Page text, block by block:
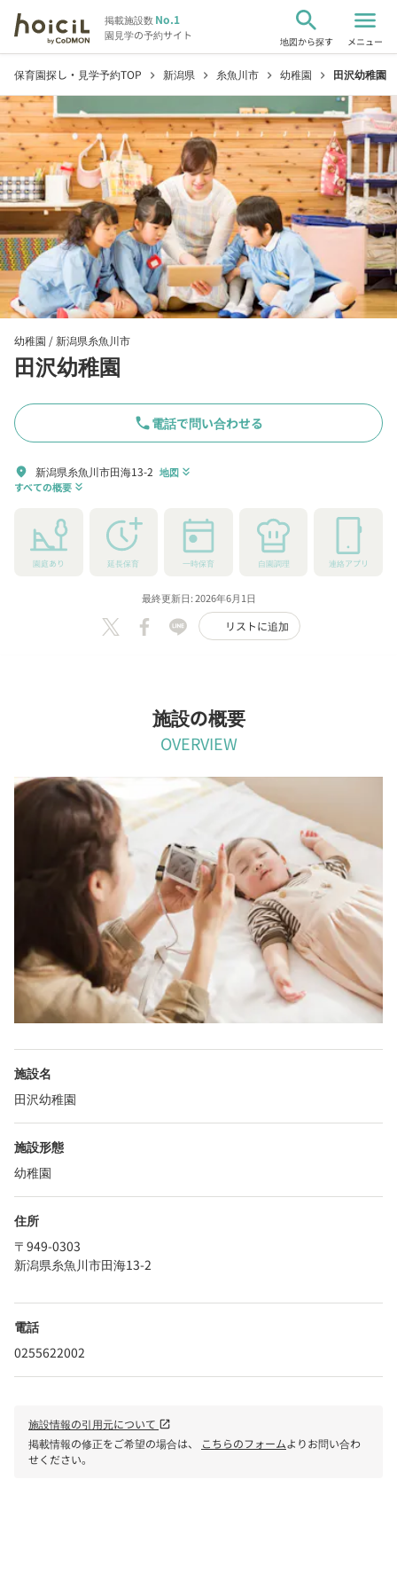
掲載施設数No.1
園見学の予約サイト
search
地図から探す
menu
メニュー
保育園探し・見学予約TOP chevron_right 新潟県 chevron_right 糸魚川市 chevron_right 幼稚園 chevron_right 田沢幼稚園
幼稚園 /新潟県糸魚川市
田沢幼稚園
phone電話で問い合わせる
location_on 新潟県糸魚川市田海13-2 地図 keyboard_double_arrow_down
すべての概要 keyboard_double_arrow_down
園庭あり 延長保育 一時保育 自園調理 連絡アプリ
最終更新日: 2026年6月1日
リストに追加
施設の概要
OVERVIEW
施設名
田沢幼稚園
施設形態
幼稚園
住所
〒949-0303
新潟県糸魚川市田海13-2
電話
0255622002
施設情報の引用元について open_in_new
掲載情報の修正をご希望の場合は、 こちらのフォームよりお問い合わ
せください。